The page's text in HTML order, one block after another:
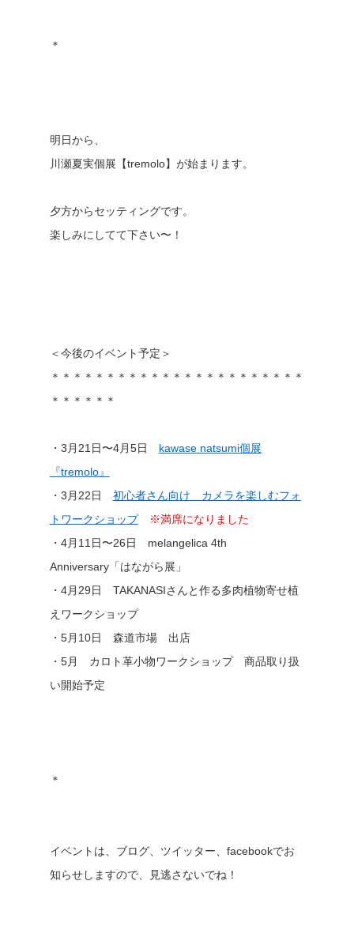
＊
明日から、
川瀬夏実個展【tremolo】が始まります。
夕方からセッティングです。
楽しみにしてて下さい〜！
＜今後のイベント予定＞
＊＊＊＊＊＊＊＊＊＊＊＊＊＊＊＊＊＊＊＊＊＊＊
＊＊＊＊＊＊
・3月21日〜4月5日 kawase natsumi個展
『tremolo』
・3月22日 初心者さん向け カメラを楽しむフォ
トワークショップ
※満席になりました
・4月11日〜26日 melangelica 4th
Anniversary「はながら展」
・4月29日 TAKANASIさんと作る多肉植物寄せ植
えワークショップ
・5月10日 森道市場 出店
・5月 カロト革小物ワークショップ 商品取り扱
い開始予定
＊
イベントは、ブログ、ツイッター、facebookでお
知らせしますので、見逃さないでね！